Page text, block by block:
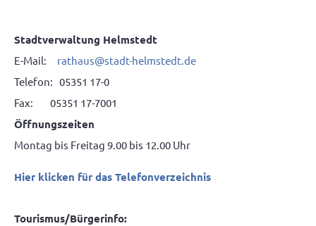
Stadtverwaltung Helmstedt
E-Mail: rathaus@stadt-helmstedt.de
Telefon: 05351 17-0
Fax: 05351 17-7001
Öffnungszeiten
Montag bis Freitag 9.00 bis 12.00 Uhr
Hier klicken für das Telefonverzeichnis
Tourismus/Bürgerinfo: